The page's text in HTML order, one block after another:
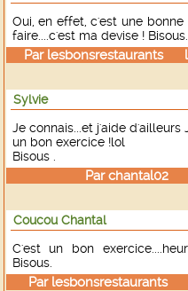
Oui, en effet, c'est une
faire....c'est ma devise ! Bisous.
Par lesbonsrestaurantsle
Sylvie
Je connais...et j'aide d'ailleurs
un bon exercice !lol
Bisous .
Parchantal02le
Coucou Chantal
C'est un bon
Bisous.
Par lesbonsrestaurantsle